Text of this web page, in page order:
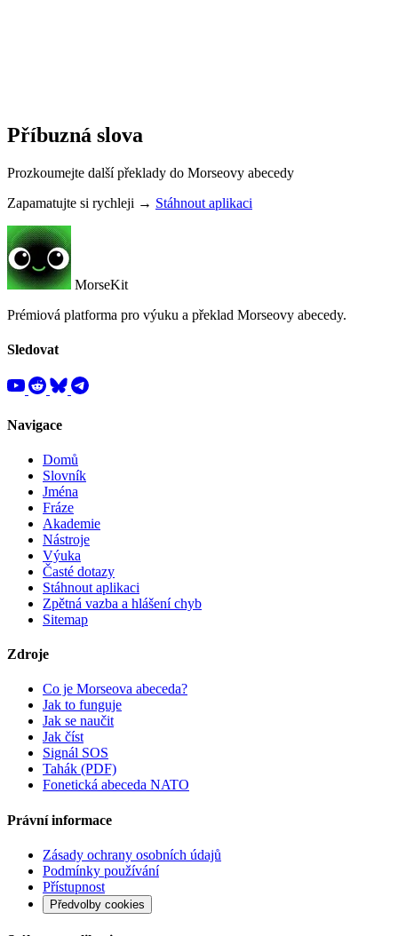
Příbuzná slova
Prozkoumejte další překlady do Morseovy abecedy
Zapamatujte si rychleji → Stáhnout aplikaci
MorseKit
Prémiová platforma pro výuku a překlad Morseovy abecedy.
Sledovat
Navigace
Domů
Slovník
Jména
Fráze
Akademie
Nástroje
Výuka
Časté dotazy
Stáhnout aplikaci
Zpětná vazba a hlášení chyb
Sitemap
Zdroje
Co je Morseova abeceda?
Jak to funguje
Jak se naučit
Jak číst
Signál SOS
Tahák (PDF)
Fonetická abeceda NATO
Právní informace
Zásady ochrany osobních údajů
Podmínky používání
Přístupnost
Předvolby cookies